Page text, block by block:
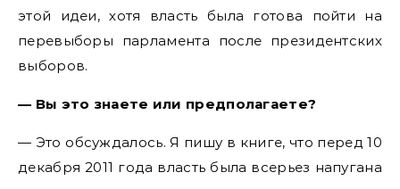
этой идеи, хотя власть была готова пойти на
перевыборы парламента после президентских
выборов.
— Вы это знаете или предполагаете?
— Это обсуждалось. Я пишу в книге, что перед 10
декабря 2011 года власть была всерьез напугана